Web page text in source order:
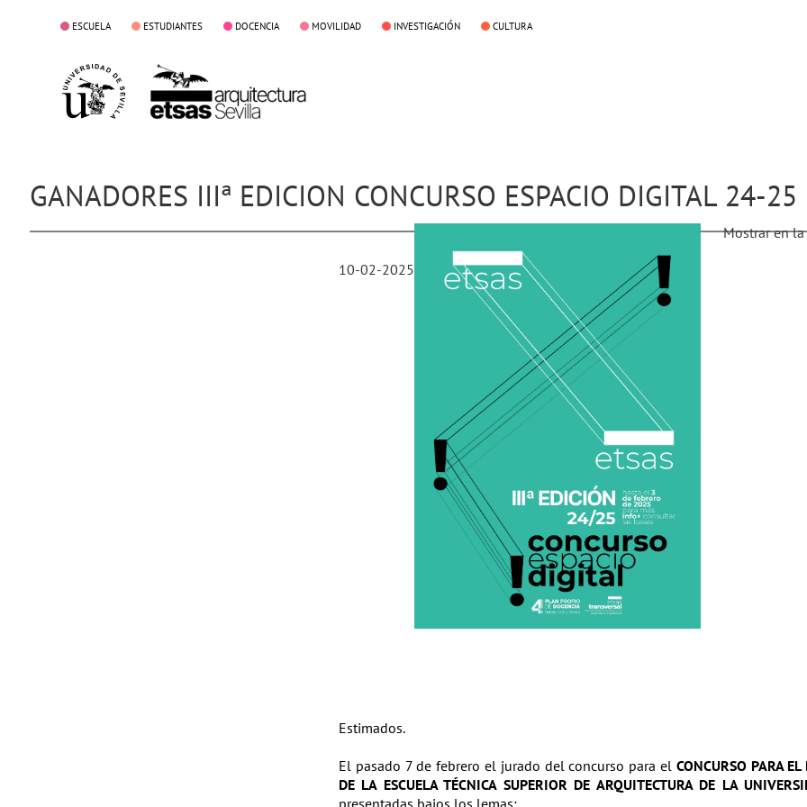
ESCUELA ESTUDIANTES DOCENCIA MOVILIDAD INVESTIGACIÓN CULTURA
GANADORES IIIª EDICION CONCURSO ESPACIO DIGITAL 24-25
10-02-2025
Estimados.
El pasado 7 de febrero el jurado del concurso para el CONCURSO PARA
DE LA ESCUELA TÉCNICA SUPERIOR DE ARQUITECTURA DE LA
presentadas bajos los lemas:
Mostrar en